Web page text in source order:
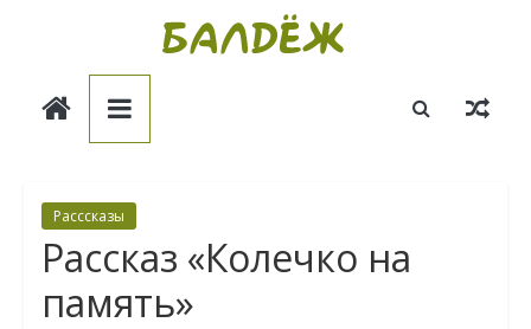
Балдёж
Расссказы
Рассказ «Колечко на
память»